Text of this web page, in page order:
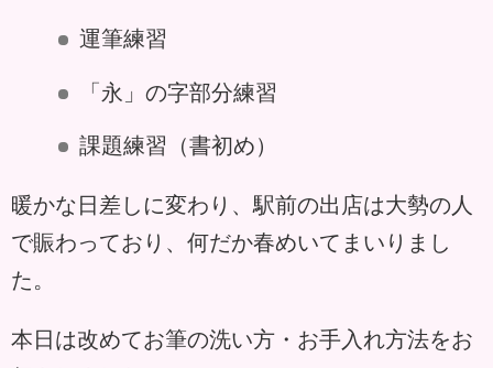
運筆練習
「永」の字部分練習
課題練習（書初め）
暖かな日差しに変わり、駅前の出店は大勢の人
で賑わっており、何だか春めいてまいりまし
た。
本日は改めてお筆の洗い方・お手入れ方法をお